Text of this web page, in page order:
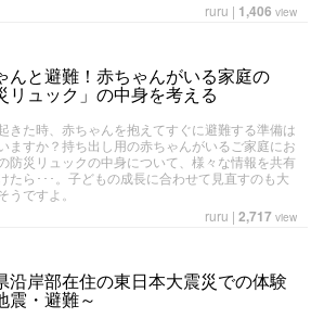
ruru | 1,406 view
んと避難！赤ちゃんがいる家庭の
リュック」の中身を考える
きた時、赤ちゃんを抱えてすぐに避難する準備は
ますか？持ち出し用の赤ちゃんがいるご家庭にお
防災リュックの中身について、様々な情報を共有
たら･･･。子どもの成長に合わせて見直すのも大
うですよ。
ruru | 2,717 view
沿岸部在住の東日本大震災での体験
震・避難～